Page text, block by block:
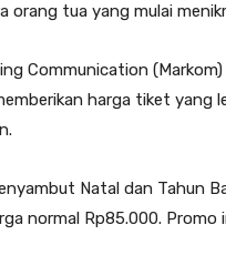
orang tua yang mulai
Communication
harga tiket yang
Natal dan Tahun
normal Rp85.000. Promo